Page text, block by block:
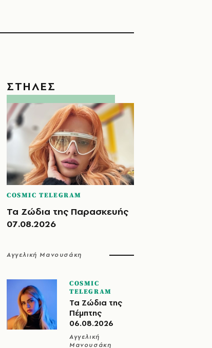
ΣΤΗΛΕΣ
COSMIC TELEGRAM
Τα Ζώδια της Παρασκευής
07.08.2026
Αγγελική Μανουσάκη
COSMIC
TELEGRAM
Τα Ζώδια της
Πέμπτης
06.08.2026
Αγγελική
Μανουσάκη